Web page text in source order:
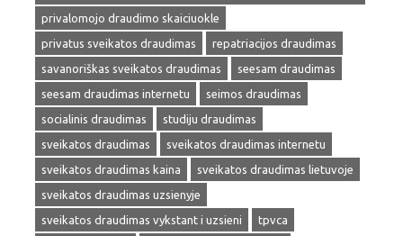
privalomojo draudimo skaiciuokle
privatus sveikatos draudimas
repatriacijos draudimas
savanoriškas sveikatos draudimas
seesam draudimas
seesam draudimas internetu
seimos draudimas
socialinis draudimas
studiju draudimas
sveikatos draudimas
sveikatos draudimas internetu
sveikatos draudimas kaina
sveikatos draudimas lietuvoje
sveikatos draudimas uzsienyje
sveikatos draudimas vykstant i uzsieni
tpvca